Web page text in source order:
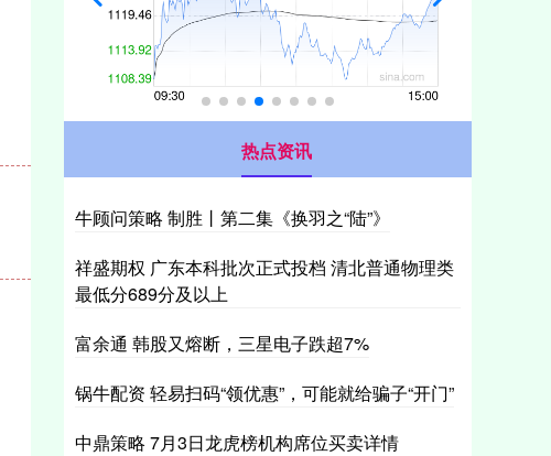
热点资讯
牛顾问策略 制胜丨第二集《换羽之“陆”》
祥盛期权 广东本科批次正式投档 清北普通物理类
最低分689分及以上
富余通 韩股又熔断，三星电子跌超7%
锅牛配资 轻易扫码“领优惠”，可能就给骗子“开门”
中鼎策略 7月3日龙虎榜机构席位买卖详情